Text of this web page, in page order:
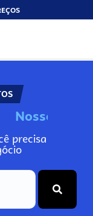
Nos
precisa